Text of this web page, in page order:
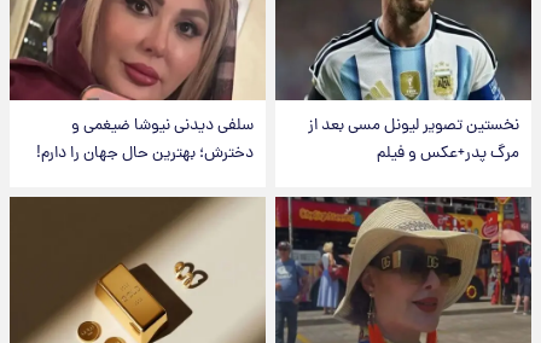
نخستین تصویر لیونل مسی بعد از
مرگ پدر+عکس و فیلم
سلفی دیدنی نیوشا ضیغمی و
دخترش؛ بهترین حال جهان را دارم!